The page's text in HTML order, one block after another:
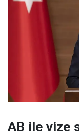
AB ile vize